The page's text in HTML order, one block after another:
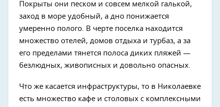
Покрыты они песком и совсем мелкой галькой,
заход в море удобный, а дно понижается
умеренно полого. В черте поселка находится
множество отелей, домов отдыха и турбаз, а за
его пределами тянется полоса диких пляжей —
безлюдных, живописных и довольно опасных.
Что же касается инфраструктуры, то в Николаевке
есть множество кафе и столовых с комплексными